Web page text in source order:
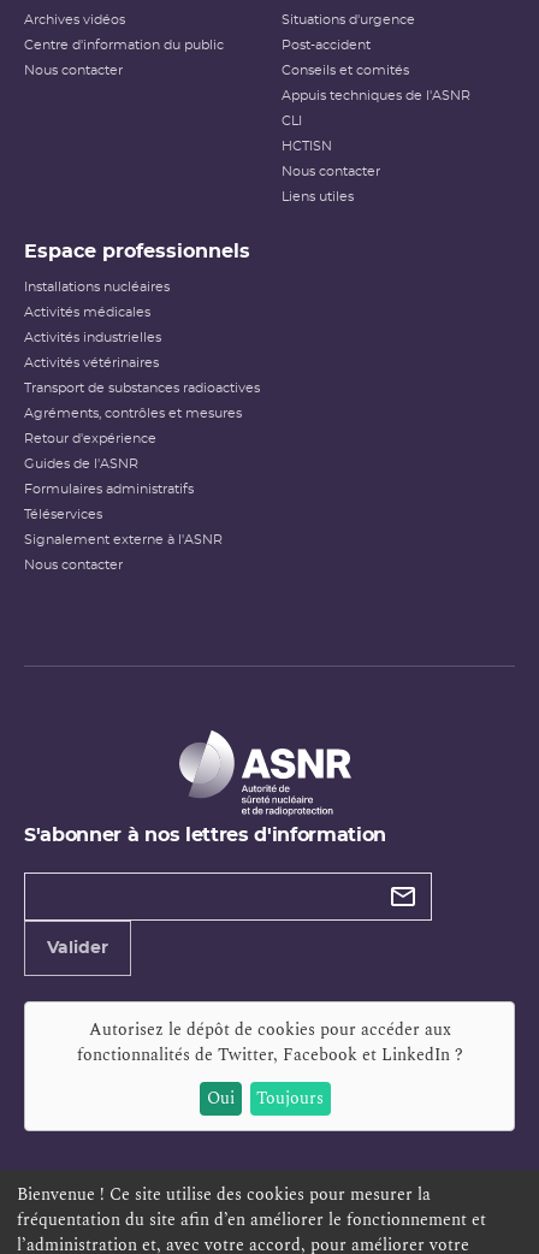
Archives vidéos
Centre d'information du public
Nous contacter
Situations d'urgence
Post-accident
Conseils et comités
Appuis techniques de l'ASNR
CLI
HCTISN
Nous contacter
Liens utiles
Espace professionnels
Installations nucléaires
Activités médicales
Activités industrielles
Activités vétérinaires
Transport de substances radioactives
Agréments, contrôles et mesures
Retour d'expérience
Guides de l'ASNR
Formulaires administratifs
Téléservices
Signalement externe à l'ASNR
Nous contacter
S'abonner à nos lettres d'information
Types de
Valider
Autorisez le dépôt de cookies pour accéder aux
fonctionnalités de Twitter, Facebook et LinkedIn?
Oui
Toujours
ESPACE PERSONNEL OFFRES D'EMPLOI SIGNALEMENT
Bienvenue ! Ce site utilise des cookies pour mesurer la
fréquentation du site afin d’en améliorer le fonctionnement et
l’administration et, avec votre accord, pour améliorer votre